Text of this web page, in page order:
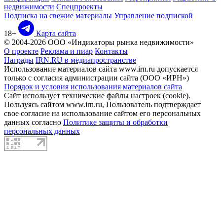
недвижимости Спецпроекты
Подписка на свежие материалы Управление подпиской
18+
Карта сайта
© 2004-2026 ООО «Индикаторы рынка недвижимости»
О проекте Реклама и пиар Контакты
Награды IRN.RU в медиапространстве
Использование материалов сайта www.irn.ru допускается
только с согласия администрации сайта (ООО «ИРН»)
Порядок и условия использования материалов сайта
Сайт использует технические файлы настроек (cookie).
Пользуясь сайтом www.irn.ru, Пользователь подтверждает
свое согласие на использование сайтом его персональных
данных согласно Политике защиты и обработки
персональных данных